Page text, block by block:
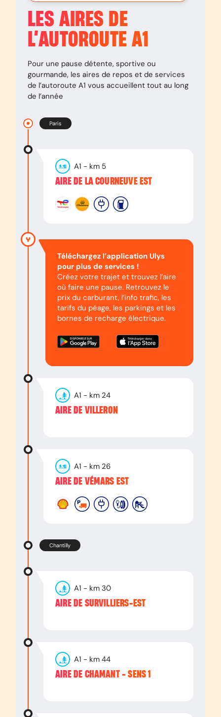
LES AIRES DE
L’AUTOROUTE A1
Pour une pause détente, sportive ou
gourmande, les aires de repos et de services
de l’autoroute A1 vous accueillent tout au long
de l’année
Paris
A1 - km 5
AIRE DE LA COURNEUVE EST
Téléchargez l’application Ulys
pour plus de services !
Créez votre trajet et trouvez l’aire
où faire une pause. Retrouvez le
prix du carburant, l’info trafic, les
tarifs du péage, les parkings et les
bornes de recharge électrique.
A1 - km 24
AIRE DE VILLERON
A1 - km 26
AIRE DE VÉMARS EST
Chantilly
A1 - km 30
AIRE DE SURVILLIERS-EST
A1 - km 44
AIRE DE CHAMANT - SENS 1